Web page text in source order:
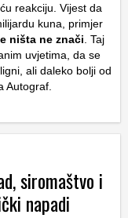
reakciju. Vijest da
kuna, primjer
ništa ne znači . Taj
uvjetima, da se
ali daleko bolji od
Autograf.
siromaštvo i
napadi